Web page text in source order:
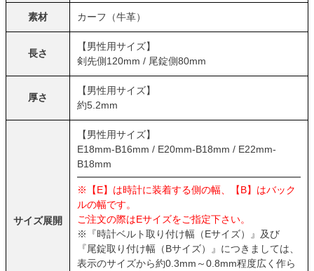
素材 カーフ（牛革）
長さ
【男性用サイズ】
剣先側120mm / 尾錠側80mm
厚さ
【男性用サイズ】
約5.2mm
サイズ展開
【男性用サイズ】
E18mm-B16mm / E20mm-B18mm / E22mm-
B18mm
※【E】は時計に装着する側の幅、【B】はバック
ルの幅です。
ご注文の際はEサイズをご指定下さい。
※『時計ベルト取り付け幅（Eサイズ）』及び
『尾錠取り付け幅（Bサイズ）』につきましては、
表示のサイズから約0.3mm～0.8mm程度広く作ら